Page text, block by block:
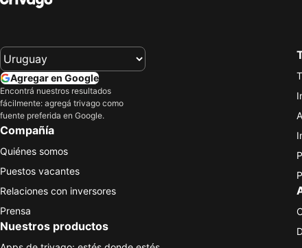
Agregar en Google
Encontrá nuestros resultados
fácilmente: agregá trivago como
fuente preferida en Google.
Compañía
Quiénes somos
Puestos vacantes
Relaciones con inversores
Prensa
Nuestros productos